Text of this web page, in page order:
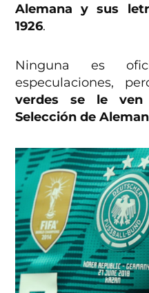
Alemana y sus
1926.
Ninguna es
especulaciones,
verdes se le
Selección de